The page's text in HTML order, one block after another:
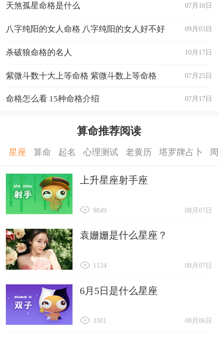
07月16日
天煞孤星命格是什么
09月03日
八字纯阳的女人命格 八字纯阳的女人好不好
10月17日
杀破狼命格的名人
07月25日
紫微斗数十大上等命格 紫微斗数上等命格
07月17日
命格怎么看 15种命格介绍
算命推荐阅读
星座 算命 起名 心理测试 老黄历 塔罗牌占卜
上升星座射手座
08月07日
9849
袁姗姗是什么星座？
08月07日
1124
6月5日是什么星座
08月06日
3301